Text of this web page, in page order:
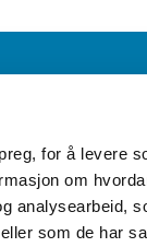
for å levere
om
analysearbeid,
som de har